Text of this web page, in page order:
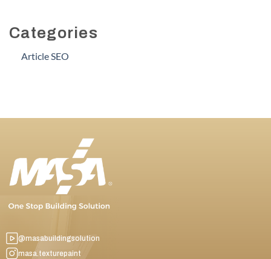
Categories
Article SEO
@masabuildingsolution
masa.texturepaint